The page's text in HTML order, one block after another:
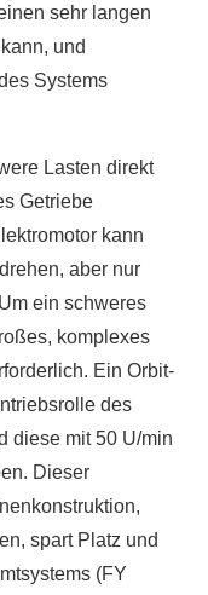
sehr langen
und
Systems
Lasten direkt
Getriebe
kann
aber nur
ein schweres
komplexes
Ein Orbit-
des
diese mit 50 U/min
Dieser
spart Platz und
(FY